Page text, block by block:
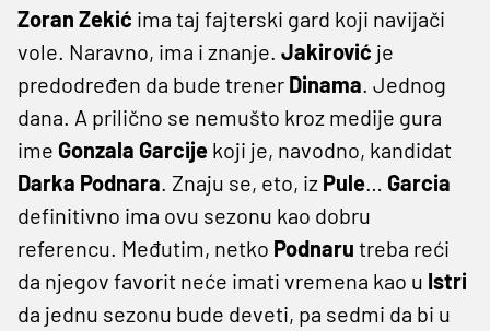
Zoran Zekić ima taj fajterski gard koji navijači
vole. Naravno, ima i znanje. Jakirović je
predodređen da bude trener Dinama . Jednog
dana. A prilično se nemušto kroz medije gura
ime Gonzala Garcije koji je, navodno, kandidat
Darka Podnara . Znaju se, eto, iz Pule
Garcia
definitivno ima ovu sezonu kao dobru
referencu. Međutim, netko Podnaru treba reći
da njegov favorit neće imati vremena kao u Istri
da jednu sezonu bude deveti, pa sedmi da bi u